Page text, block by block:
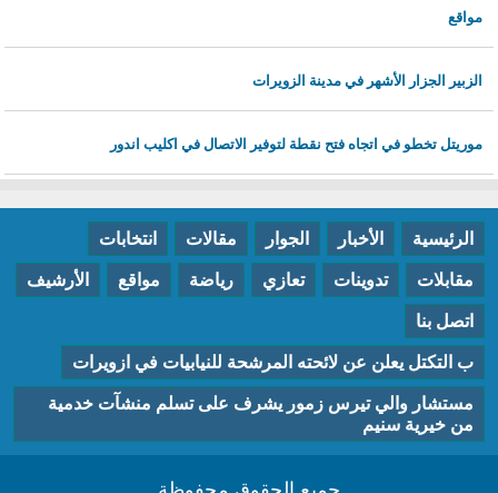
مواقع
الزبير الجزار الأشهر في مدينة الزويرات
موريتل تخطو في اتجاه فتح نقطة لتوفير الاتصال في اكليب اندور
الرئيسية الأخبار الجوار مقالات انتخابات
مقابلات تدوينات تعازي رياضة مواقع الأرشيف
اتصل بنا
ب التكتل يعلن عن لائحته المرشحة للنيابيات في ازويرات
مستشار والي تيرس زمور يشرف على تسلم منشآت خدمية
من خيرية سنيم